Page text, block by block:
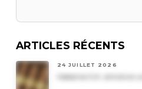
ARTICLES RÉCENTS
24 JUILLET 2026
Habanos S.A. annonce